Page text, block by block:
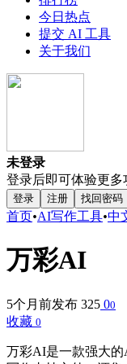
今日热点
提交 AI 工具
关于我们
未登录
登录后即可体验更多
登录 注册 找回密码
首页•AI写作工具•中
万彩AI
5个月前发布 325 00
收藏 0
万彩AI是一款强大